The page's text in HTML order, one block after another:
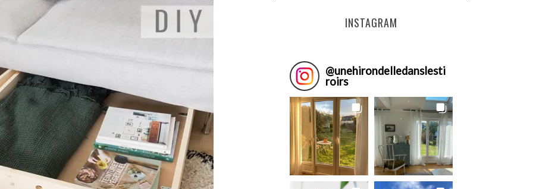
INSTAGRAM
@unehirondelledanslesti
roirs